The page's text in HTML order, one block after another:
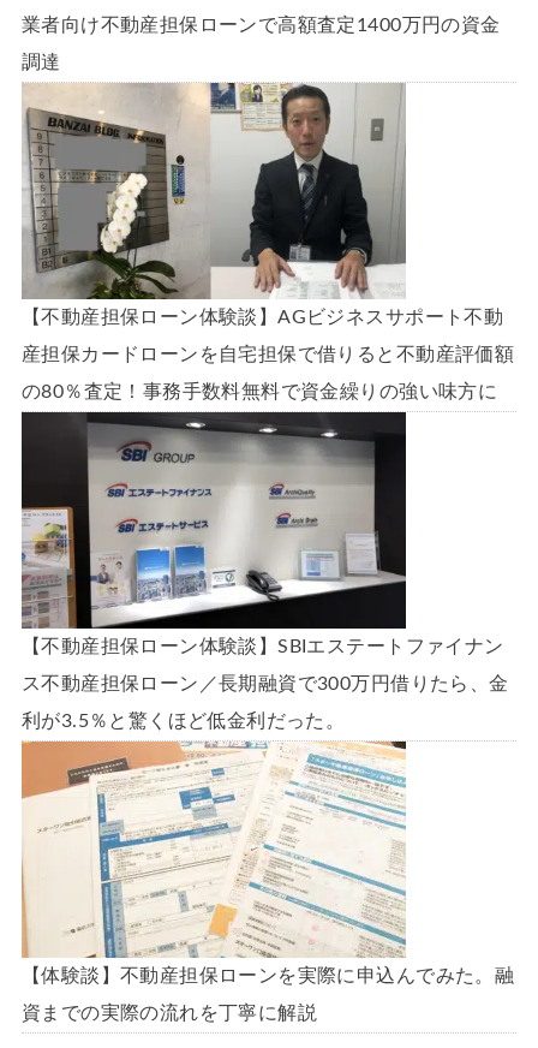
業者向け不動産担保ローンで高額査定1400万円の資金
調達
【不動産担保ローン体験談】AGビジネスサポート不動
産担保カードローンを自宅担保で借りると不動産評価額
の80％査定！事務手数料無料で資金繰りの強い味方に
【不動産担保ローン体験談】SBIエステートファイナン
ス不動産担保ローン／長期融資で300万円借りたら、金
利が3.5％と驚くほど低金利だった。
【体験談】不動産担保ローンを実際に申込んでみた。融
資までの実際の流れを丁寧に解説